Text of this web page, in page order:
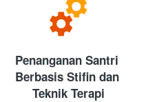
Penanganan Santri
Berbasis Stifin dan
Teknik Terapi